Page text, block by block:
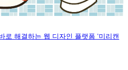
로 해결하는 웹 디자인 플랫폼 '미리캔